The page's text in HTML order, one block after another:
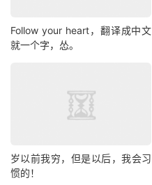
Follow your heart，翻译成中文
就一个字，怂。
岁以前我穷，但是以后，我会习
惯的！